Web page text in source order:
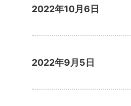
2022年10月6日
2022年9月5日